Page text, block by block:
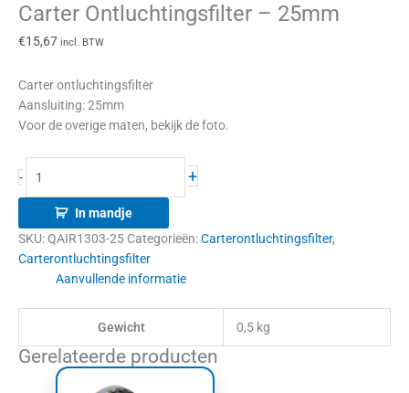
Carter Ontluchtingsfilter – 25mm
€15,67 incl. BTW
Carter ontluchtingsfilter
Aansluiting: 25mm
Voor de overige maten, bekijk de foto.
- +
In mandje
SKU:QAIR1303-25 Categorieën:Carterontluchtingsfilter,
Carterontluchtingsfilter
Aanvullende informatie
Gewicht 0,5 kg
Gerelateerde producten